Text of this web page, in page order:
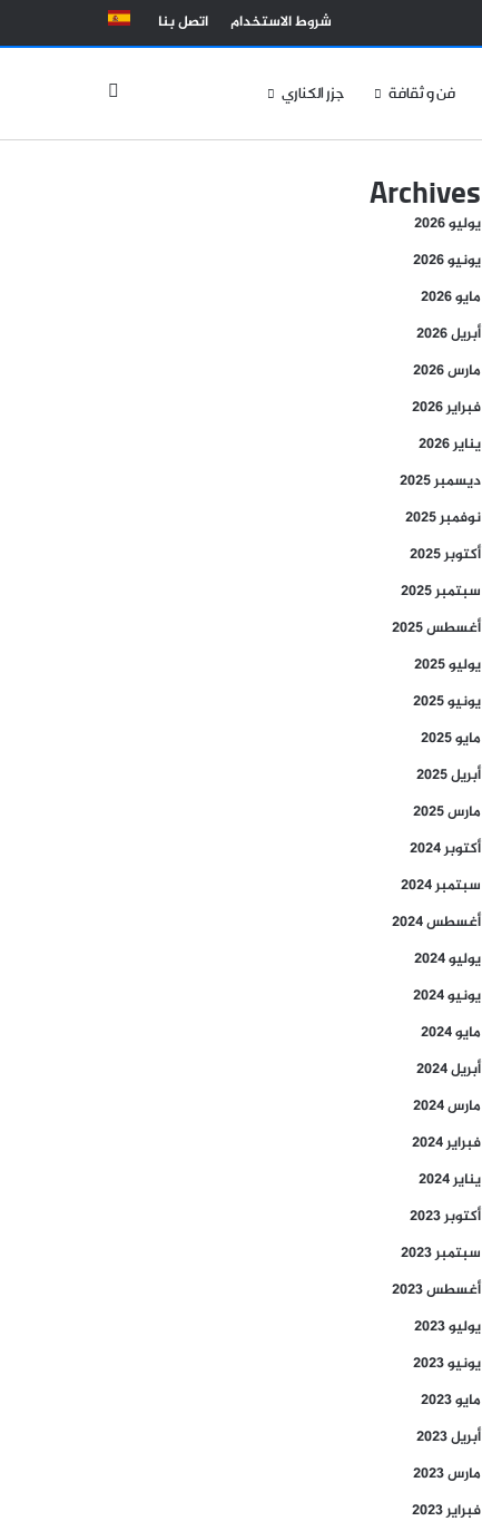
شروط الاستخدام اتصل بنا
فن و ثقافة جزر الكناري
Archives
يوليو 2026
يونيو 2026
مايو 2026
أبريل 2026
مارس 2026
فبراير 2026
يناير 2026
ديسمبر 2025
نوفمبر 2025
أكتوبر 2025
سبتمبر 2025
أغسطس 2025
يوليو 2025
يونيو 2025
مايو 2025
أبريل 2025
مارس 2025
أكتوبر 2024
سبتمبر 2024
أغسطس 2024
يوليو 2024
يونيو 2024
مايو 2024
أبريل 2024
مارس 2024
فبراير 2024
يناير 2024
أكتوبر 2023
سبتمبر 2023
أغسطس 2023
يوليو 2023
يونيو 2023
مايو 2023
أبريل 2023
مارس 2023
فبراير 2023